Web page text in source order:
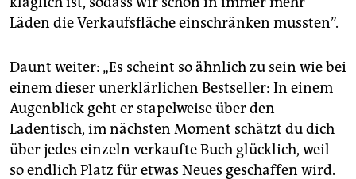
Läden die Verkaufsfläche einschränken mussten”.
Daunt weiter: „Es scheint so ähnlich zu sein wie bei
einem dieser unerklärlichen Bestseller: In einem
Augenblick geht er stapelweise über den
Ladentisch, im nächsten Moment schätzt du dich
über jedes einzeln verkaufte Buch glücklich, weil
so endlich Platz für etwas Neues geschaffen wird.